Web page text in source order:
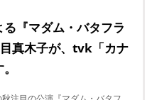
『マダム・バタフラ
真木子が、tvk「カナ